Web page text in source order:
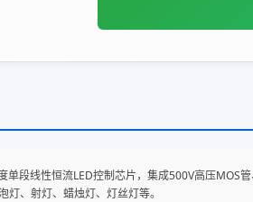
单段线性恒流LED控制芯片，集成500V高压MOS
灯、射灯、蜡烛灯、灯丝灯等。